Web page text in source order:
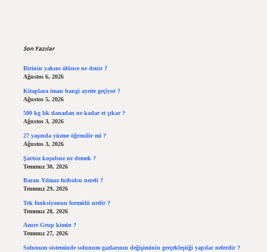
Son Yazılar
Birinin yakını ölünce ne denir ?
Ağustos 6, 2026
Kitaplara iman hangi ayette geçiyor ?
Ağustos 5, 2026
500 kg lık danadan ne kadar et çıkar ?
Ağustos 3, 2026
27 yaşında yüzme öğrenilir mi ?
Ağustos 3, 2026
Şartsız koşulsuz ne demek ?
Temmuz 30, 2026
Baran Yılmaz futbolcu nereli ?
Temmuz 29, 2026
Tek fonksiyonun formülü nedir ?
Temmuz 28, 2026
Azure Grup kimin ?
Temmuz 27, 2026
Solunum sisteminde solunum gazlarının değişiminin gerçekleştiği yapılar nelerdir ?